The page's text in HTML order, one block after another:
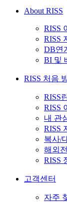
About RISS
RISS
RISS
DB연
BI 및
RISS 처음
RISS
RISS
내 관
RISS
복사/
해외
RISS
고객센터
자주